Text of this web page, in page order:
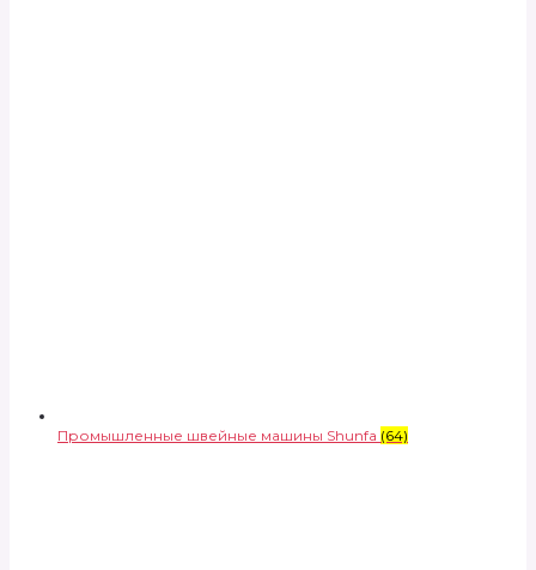
Промышленные швейные машины Shunfa (64)